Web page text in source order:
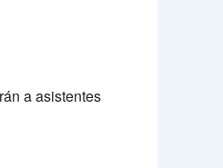
a asistentes